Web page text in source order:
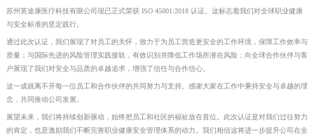
苏州英途康医疗科技有限公司现已正式荣获 ISO 45001:2018 认证。这标志着我们对全球职业健康
与安全标准的坚定践行。
通过此次认证，我们展现了对员工的关怀，致力于为员工营造更安全的工作环境，保障工作效率与
质量；与国际先进的风险管理实践接轨，有效识别并降低工作场所潜在风险；向全球合作伙伴与客
户展现了我们对安全与品质的卓越追求，增强了信任与合作信心。
这一成就离不开每一位员工和合作伙伴的共同努力与支持。感谢大家在工作中秉持安全与卓越的理
念，共同推动公司发展。
展望未来，我们将持续创新驱动，始终把员工和社区的福祉放在首位。此次认证是对我们过往努力
的肯定，也是激励我们不断完善职业健康安全管理体系的动力。我们相信这将进一步提升公司在全